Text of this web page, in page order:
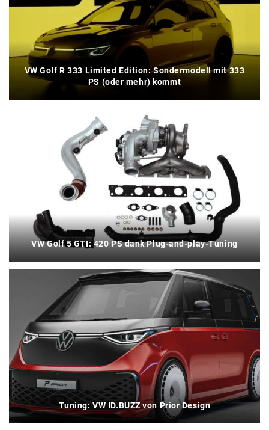
VW Golf R 333 Limited Edition: Sondermodell mit 333
PS (oder mehr) kommt
VW Golf 5 GTI: 420 PS dank Plug-and-play-Tuning
Tuning: VW ID.BUZZ von Prior Design